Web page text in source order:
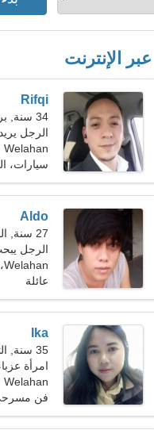
الإنترنت
Rifqi
34 سنة, برج الجدي
الرجل يريد
Welahan
سيارات،
Aldo
27 سنة, القوس
الرجل يبحث
Welahan، إندونيسيا
عائلة
Ika
35 سنة, الثور
امرأة
Welahan
فن